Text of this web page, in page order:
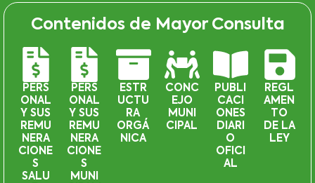
Contenidos de Mayor Consulta
PERS
ONAL
Y SUS
REMU
NERA
CIONE
S
SALU
PERS
ONAL
Y SUS
REMU
NERA
CIONE
S
MUNI
ESTR
UCTU
RA
ORGÁ
NICA
CONC
EJO
MUNI
CIPAL
PUBLI
CACI
ONES
DIARI
O
OFICI
AL
REGL
AMEN
TO
DE LA
LEY